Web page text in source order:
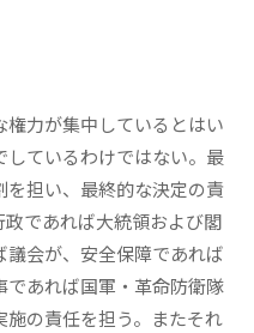
力が集中しているとはい
しているわけではない。最
担い、最終的な決定の責
であれば大統領および閣
会が、安全保障であれば
あれば国軍・革命防衛隊
の責任を担う。またそれ